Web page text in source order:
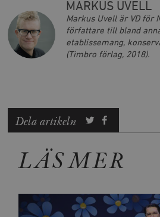
MARKUS UVELL
Markus Uvell är VD för
författare till bland
etablissemang,
(Timbro förlag, 2018).
Dela artikeln
LÄS MER
Namn
YSC